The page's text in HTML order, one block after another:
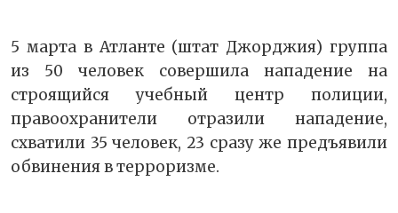
5 марта в Атланте (штат Джорджия) группа
из 50 человек совершила нападение на
строящийся учебный центр полиции,
правоохранители отразили нападение,
схватили 35 человек, 23 сразу же предъявили
обвинения в терроризме.